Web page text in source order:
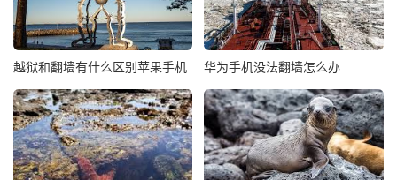
越狱和翻墙有什么区别苹果手机 华为手机没法翻墙怎么办